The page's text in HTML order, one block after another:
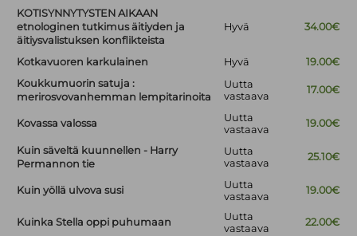
KOTISYNNYTYSTEN AIKAAN
etnologinen tutkimus äitiyden ja
äitiysvalistuksen konflikteista
Hyvä 34.00€
Kotkavuoren karkulainen Hyvä
19.00€
Koukkumuorin satuja :
merirosvovanhemman lempitarinoita
Uutta
vastaava
17.00€
Kovassa valossa
Uutta
vastaava
19.00€
Kuin säveltä kuunnellen - Harry
Permannon tie
Uutta
vastaava
25.10€
Kuin yöllä ulvova susi
Uutta
vastaava
19.00€
Kuinka Stella oppi puhumaan
Uutta
vastaava
22.00€